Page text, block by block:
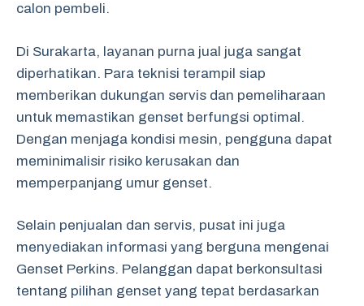
calon pembeli.
Di Surakarta, layanan purna jual juga sangat
diperhatikan. Para teknisi terampil siap
memberikan dukungan servis dan pemeliharaan
untuk memastikan genset berfungsi optimal.
Dengan menjaga kondisi mesin, pengguna dapat
meminimalisir risiko kerusakan dan
memperpanjang umur genset.
Selain penjualan dan servis, pusat ini juga
menyediakan informasi yang berguna mengenai
Genset Perkins. Pelanggan dapat berkonsultasi
tentang pilihan genset yang tepat berdasarkan